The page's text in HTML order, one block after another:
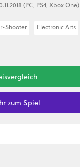
(PC, PS4, Xbox One)
Shooter Electronic Arts
zum Spiel